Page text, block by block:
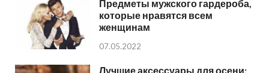
Предметы мужского гардероба,
которые нравятся всем
женщинам
07.05.2022
Лучшие аксессуары для осени: